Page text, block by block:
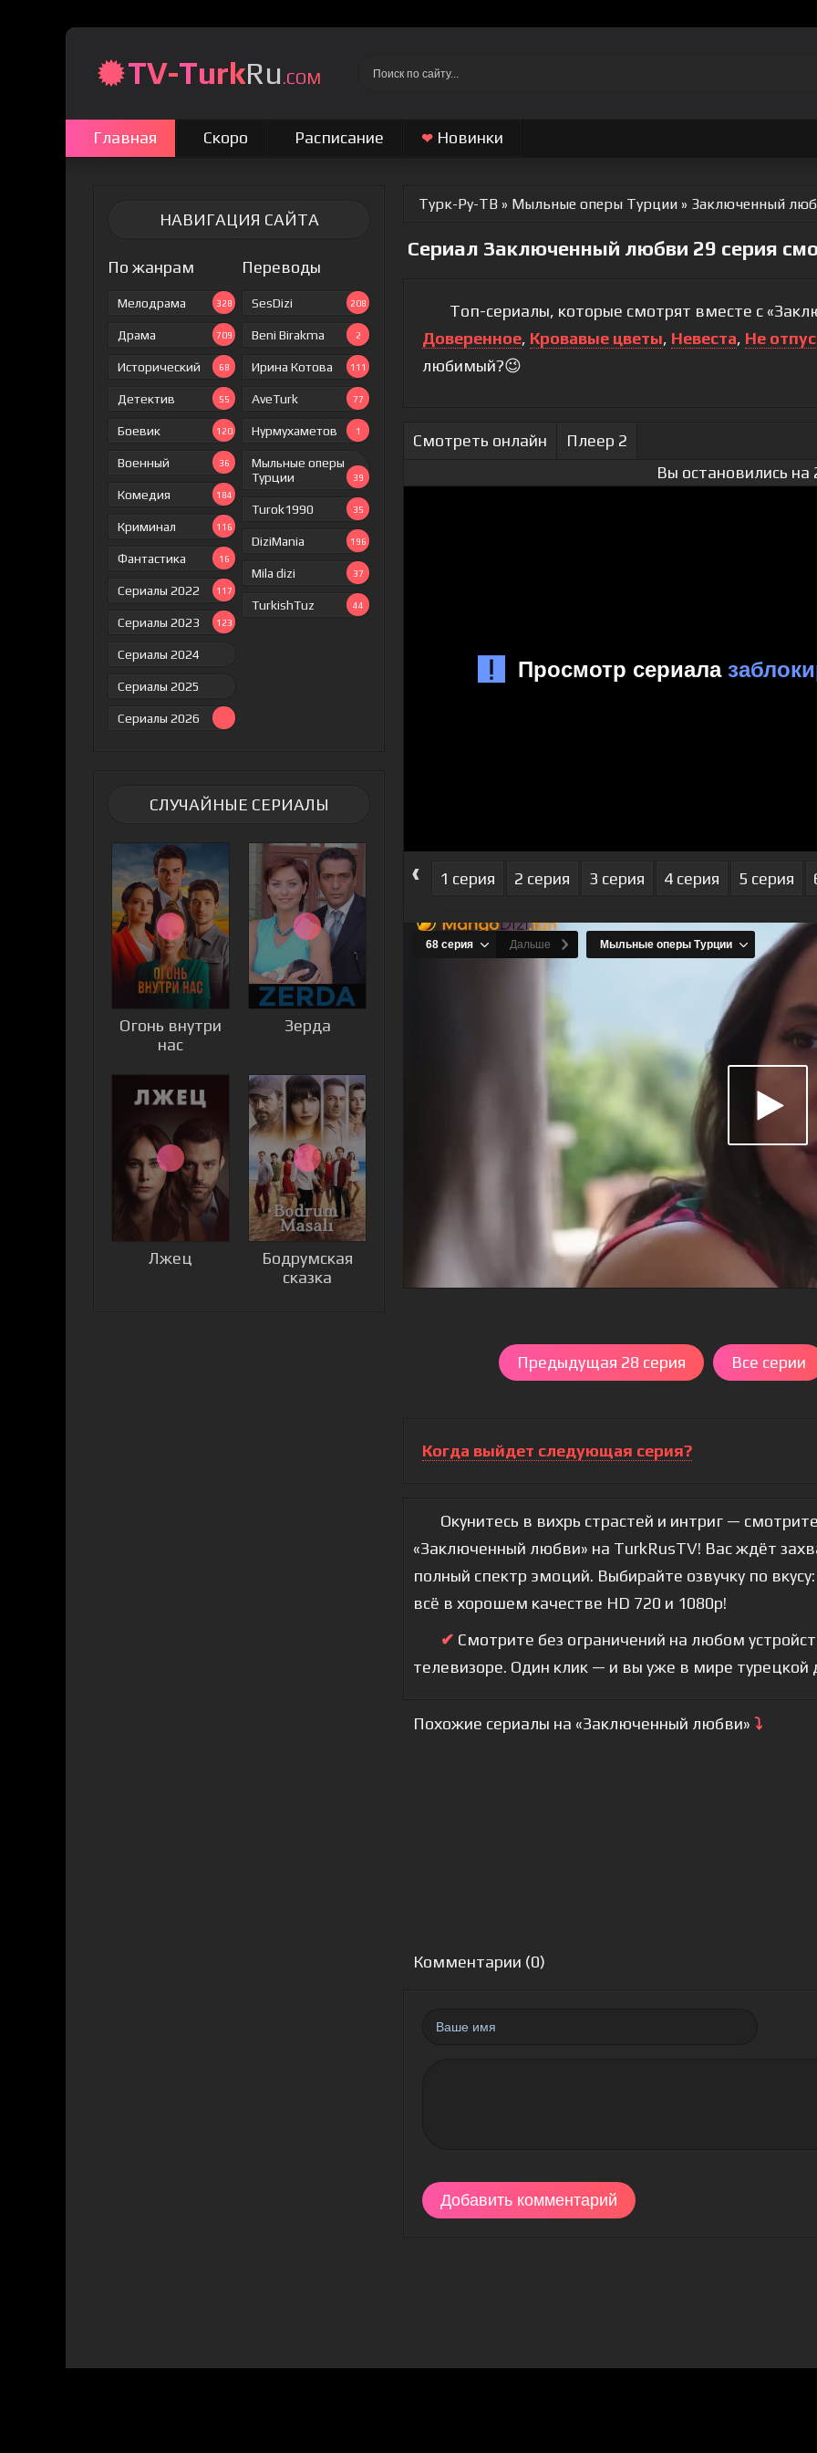
TV-TurkRu.COM
Главная Скоро Расписание ❤ Новинки
НАВИГАЦИЯ САЙТА
По жанрам
Мелодрама 328
Драма 709
Исторический 68
Детектив 55
Боевик 120
Военный 36
Комедия 184
Криминал 116
Фантастика 16
Сериалы 2022 117
Сериалы 2023 123
Сериалы 2024
Сериалы 2025
Сериалы 2026
Переводы
SesDizi 208
Beni Birakma 2
Ирина Котова 111
AveTurk 77
Нурмухаметов 1
Мыльные оперы
Турции
39
Turok1990 35
DiziMania 196
Mila dizi 37
TurkishTuz 44
СЛУЧАЙНЫЕ СЕРИАЛЫ
Огонь внутри
нас
Зерда
Лжец
Бодрумская
сказка
Турк-Ру-ТВ » Мыльные оперы Турции » Заключенный
Сериал Заключенный любви 29 серия
Топ-сериалы, которые смотрят вместе с
Доверенное, Кровавые цветы, Невеста, Не
любимый?😉
Смотреть онлайн
Плеер 2
Вы остановились на
‹ 1 серия 2 серия 3 серия 4 серия 5 серия
Предыдущая 28 серия Все серии
Когда выйдет следующая серия?
Окунитесь в вихрь страстей и интриг —
«Заключенный любви» на TurkRusTV! Вас ждёт
полный спектр эмоций. Выбирайте озвучку по
всё в хорошем качестве HD 720 и 1080p!
✔ Смотрите без ограничений на любом
телевизоре. Один клик — и вы уже в мире турецкой
Похожие сериалы на «Заключенный любви» ⤵
Комментарии (0)
Добавить комментарий